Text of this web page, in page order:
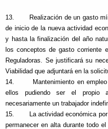
13. Realización de un gasto
de inicio de la nueva actividad
y hasta la finalización del año
los conceptos de gasto corriente
Reguladoras. Se justificará su
Viabilidad que adjuntará en la
14. Mantenimiento en empleo
ellos pudiendo ser el propio
necesariamente un trabajador
15. La actividad económica por
permanecer en alta durante todo